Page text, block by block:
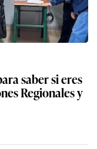
saber si eres
Regionales y